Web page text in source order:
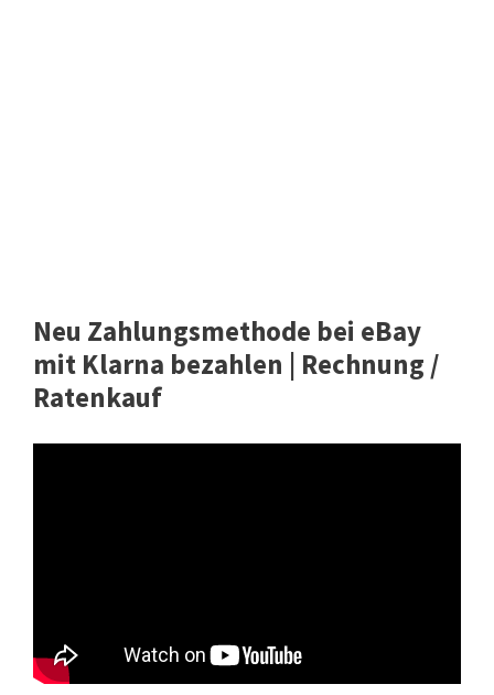
Neu Zahlungsmethode bei eBay
mit Klarna bezahlen | Rechnung /
Ratenkauf